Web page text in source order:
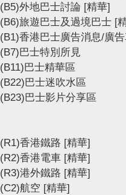
(B5)外地巴士討論 [精華]
(B6)旅遊巴士及過境巴士 [
(B1)香港巴士廣告消息/廣
(B7)巴士特別所見
(B11)巴士精華區
(B22)巴士迷吹水區
(B23)巴士影片分享區
(R1)香港鐵路 [精華]
(R2)香港電車 [精華]
(R3)港外鐵路 [精華]
(C2)航空 [精華]